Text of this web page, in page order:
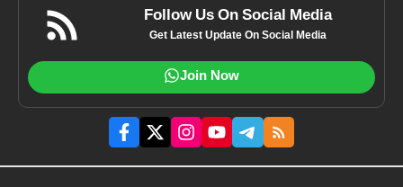
Follow Us On Social Media
Get Latest Update On Social Media
Join Now